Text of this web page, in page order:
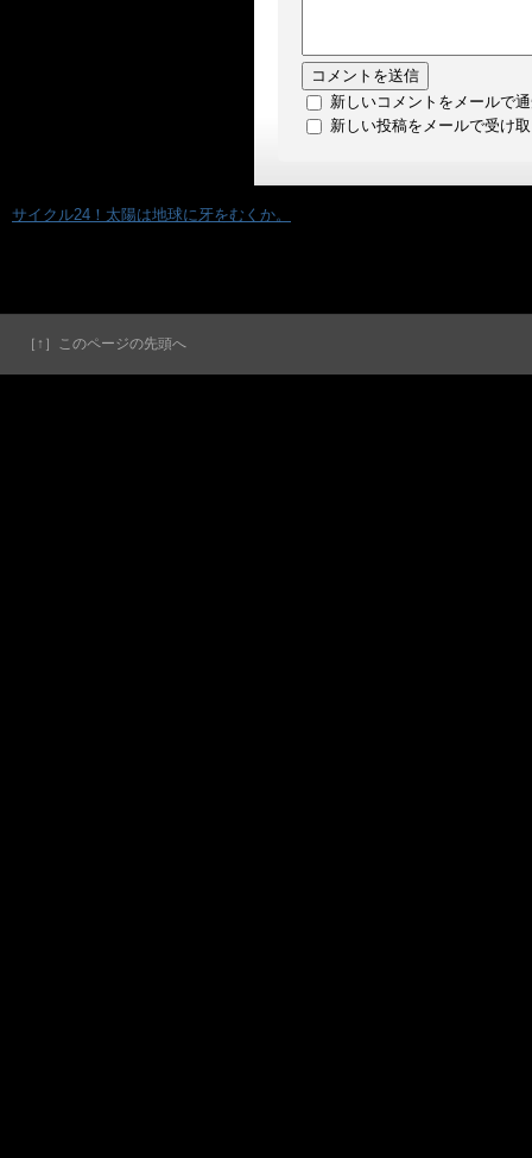
新しいコメントをメールで
新しい投稿をメールで受け
サイクル24！太陽は地球に牙をむくか。
［↑］このページの先頭へ